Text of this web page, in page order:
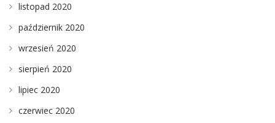
listopad 2020
październik 2020
wrzesień 2020
sierpień 2020
lipiec 2020
czerwiec 2020